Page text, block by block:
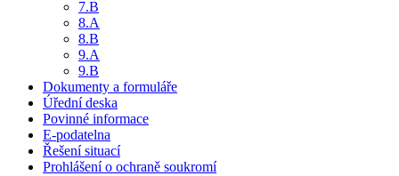
7.B
8.A
8.B
9.A
9.B
Dokumenty a formuláře
Úřední deska
Povinné informace
E-podatelna
Řešení situací
Prohlášení o ochraně soukromí